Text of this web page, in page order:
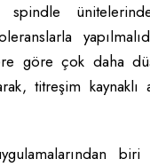
spindle
göre çok daha
titreşim kaynaklı